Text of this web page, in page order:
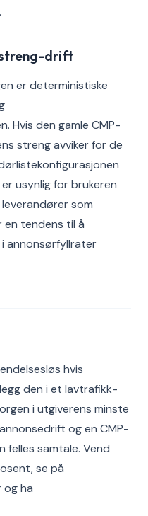
drift
er deterministiske
Hvis den gamle CMP-
streng avviker for de
usynlig for brukeren
som
en tendens til å
annonsørfyllrater
hvis
den i et lavtrafikk-
i utgiverens minste
og en CMP-
samtale. Vend
se på
ha